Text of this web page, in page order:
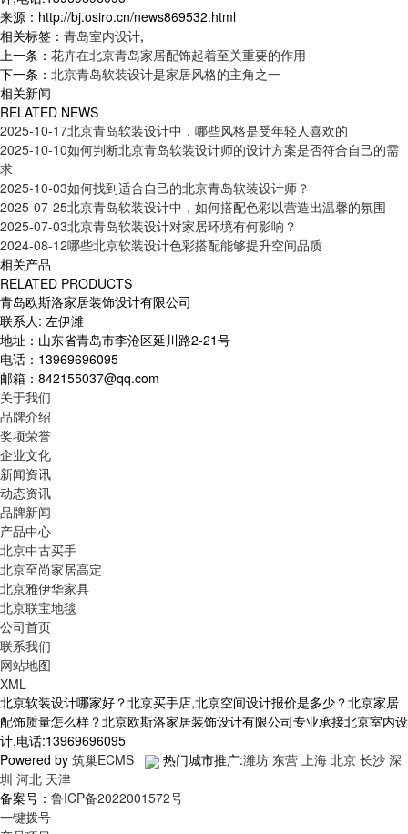
来源：http://bj.osiro.cn/news869532.html
相关标签： 青岛室内设计,
上一条： 花卉在北京青岛家居配饰起着至关重要的作用
下一条： 北京青岛软装设计是家居风格的主角之一
相关新闻
RELATED NEWS
2025-10-17北京青岛软装设计中，哪些风格是受年轻人喜欢的
2025-10-10如何判断北京青岛软装设计师的设计方案是否符合自己的需
求
2025-10-03如何找到适合自己的北京青岛软装设计师？
2025-07-25北京青岛软装设计中，如何搭配色彩以营造出温馨的氛围
2025-07-03北京青岛软装设计对家居环境有何影响？
2024-08-12哪些北京软装设计色彩搭配能够提升空间品质
相关产品
RELATED PRODUCTS
青岛欧斯洛家居装饰设计有限公司
联系人: 左伊潍
地址：山东省青岛市李沧区延川路2-21号
电话：13969696095
邮箱：842155037@qq.com
关于我们
品牌介绍
奖项荣誉
企业文化
新闻资讯
动态资讯
品牌新闻
产品中心
北京中古买手
北京至尚家居高定
北京雅伊华家具
北京联宝地毯
公司首页
联系我们
网站地图
XML
北京软装设计哪家好？北京买手店,北京空间设计报价是多少？北京家居
配饰质量怎么样？北京欧斯洛家居装饰设计有限公司专业承接北京室内设
计,电话:13969696095
Powered by 筑巢ECMS 热门城市推广:潍坊 东营 上海 北京 长沙 深
圳 河北 天津
备案号： 鲁ICP备2022001572号
一键拨号